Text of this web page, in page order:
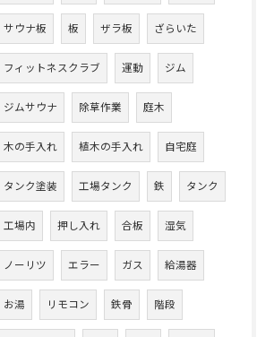
サウナ板 板 ザラ板 ざらいた
フィットネスクラブ 運動 ジム
ジムサウナ 除草作業 庭木
木の手入れ 植木の手入れ 自宅庭
タンク塗装 工場タンク 鉄 タンク
工場内 押し入れ 合板 湿気
ノーリツ エラー ガス 給湯器
お湯 リモコン 鉄骨 階段